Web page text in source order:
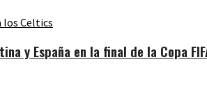
y España en la final de la Copa